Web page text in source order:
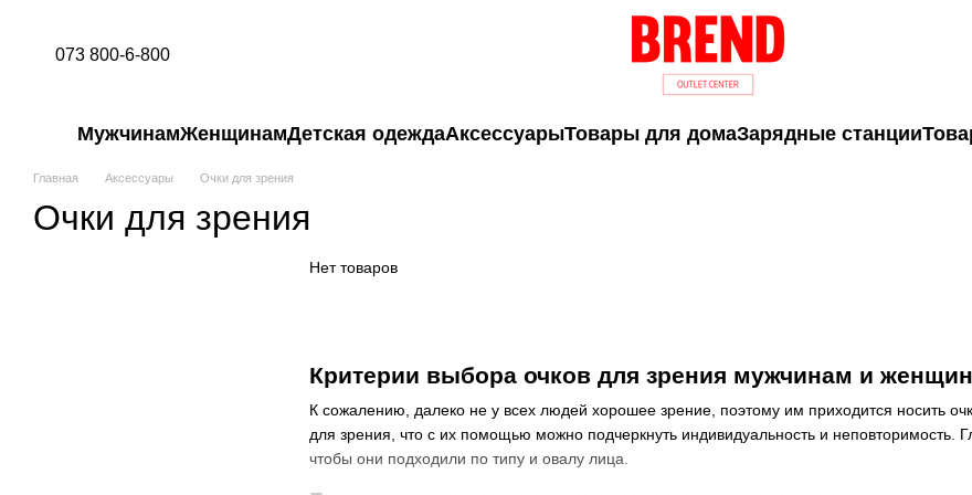
073 800-6-800
МужчинамЖенщинамДетская одеждаАксессуарыТовары для домаЗарядные станции
Главная Аксессуары Очки для зрения
Очки для зрения
Критерии выбора очков для зрения мужчинам и
К сожалению, далеко не у всех людей хорошее зрение, поэтому им приходится носить
для зрения, что с их помощью можно подчеркнуть индивидуальность и неповторимость.
чтобы они подходили по типу и овалу лица.
Нет товаров